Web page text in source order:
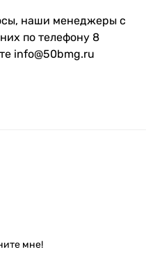
наши менеджеры с
по телефону 8
info@50bmg.ru
мне!